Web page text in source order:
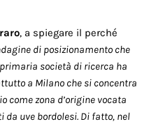
, a spiegare il perché
di posizionamento che
società di ricerca ha
a Milano che si concentra
come zona d’origine vocata
uve bordolesi. Di fatto, nel